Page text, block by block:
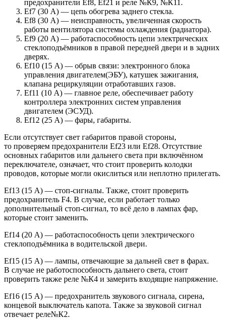
предохранители Ef8, Ef21 и реле №К9, №К11.
Ef7 (30 А) — цепь обогрева заднего стекла.
Ef8 (30 А) — неисправность, увеличенная скорость
работы вентилятора системы охлаждения (радиатора).
Ef9 (20 А) — работаспособность цепи электрических
стеклоподъёмников в правой передней двери и в задних
дверях.
Ef10 (15 А) — обрыв связи: электронного блока
управления двигателем(ЭБУ), катушек зажигания,
клапана рециркуляции отработавших газов.
Ef11 (10 А) — главное реле, обеспечивает работу
контроллера электронних систем управления
двигателем (ЭСУД).
Ef12 (25 А) — фары, габариты.
Если отсутствует свет габаритов правой стороны,
то проверяем предохранители Ef23 или Ef28. Отсутствие
основных габаритов или дальнего света при включённом
переключателе, означает, что стоит проверить колодки
проводов, которые могли окислиться или неплотно прилегать.
Ef13 (15 А) — стоп-сигналы. Также, стоит проверить
предохранитель F4. В случае, если работает только
дополнительный стоп-сигнал, то всё дело в лампах фар,
которые стоит заменить.
Ef14 (20 А) — работаспособность цепи электрического
стеклоподъёмника в водительской двери.
Ef15 (15 А) — лампы, отвечающие за дальней свет в фарах.
В случае не работоспособность дальнего света, стоит
проверить также реле №К4 и замерить входящие напряжение.
Ef16 (15 А) — предохранитель звукового сигнала, сирена,
концевой выключатель капота. Также за звуковой сигнал
отвечает реле№К2.